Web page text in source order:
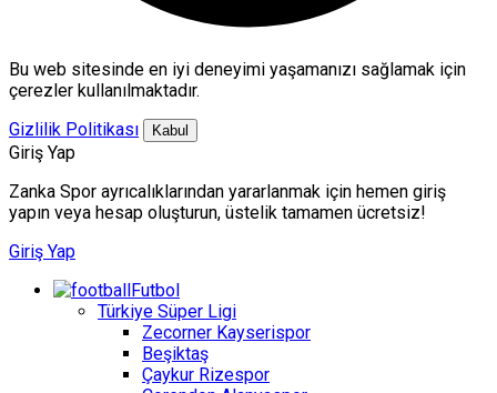
Bu web sitesinde en iyi deneyimi yaşamanızı sağlamak için
çerezler kullanılmaktadır.
Gizlilik Politikası
Kabul
Giriş Yap
Zanka Spor ayrıcalıklarından yararlanmak için hemen giriş
yapın veya hesap oluşturun, üstelik tamamen ücretsiz!
Giriş Yap
Futbol
Türkiye Süper Ligi
Zecorner Kayserispor
Beşiktaş
Çaykur Rizespor